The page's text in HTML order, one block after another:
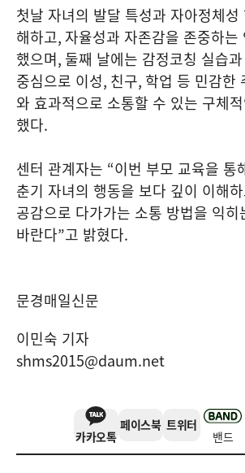
첫날 자녀의 발달 특성과 자아정체성
해하고,자율성과 자존감을 존중하는
했으며, 둘째 날에는 감정코칭 실습
중심으로 이성, 친구, 학업 등 민감한
와 효과적으로 소통할 수 있는 구체
했다.
센터 관계자는 “이번 부모 교육을 통
춘기 자녀의 행동을 보다 깊이 이해
공감으로 다가가는 소통 방법을 익히
바란다”고 밝혔다.
문경매일신문
이민숙 기자
shms2015@daum.net
카카오톡
페이스북 트위터
밴드